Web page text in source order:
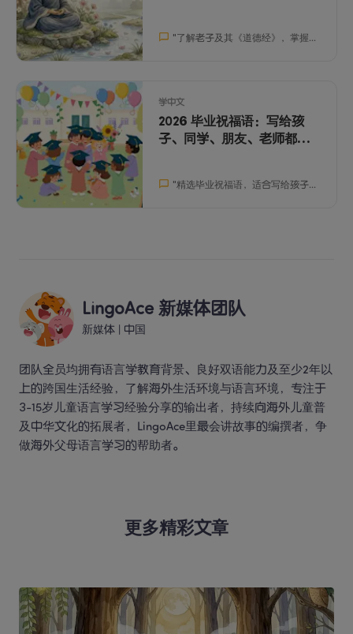
" 了解老子及其《道德经》，掌握5个关键词，用老子思想帮助孩子学习中文和情绪管理。
学中文
2026 毕业祝福语：写给孩
子、同学、朋友、老师都合
" 精选毕业祝福语，适合写给孩子、同学、朋友和老师。轻松、真诚的句子，帮助你表达最真挚的祝福。
LingoAce 新媒体团队
新媒体 中国
团队全员均拥有语言学教育背景、良好双语能力及至少2年以
上的跨国生活经验，了解海外生活环境与语言环境，专注于
3-15岁儿童语言学习经验分享的输出者，持续向海外儿童普
及中华文化的拓展者，LingoAce里最会讲故事的编撰者，争
做海外父母语言学习的帮助者。
更多精彩文章